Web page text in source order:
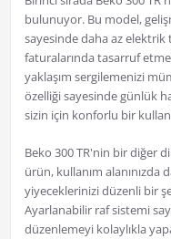
bulunuyor. Bu model,
sayesinde daha az
faturalarında tasarruf
yaklaşım sergilemenizi
özelliği sayesinde günlük
sizin için konforlu bir
Beko 300 TR'nin bir diğer
ürün, kullanım alanınızda
yiyeceklerinizi düzenli bir
Ayarlanabilir raf sistemi
düzenlemeyi kolaylıkla